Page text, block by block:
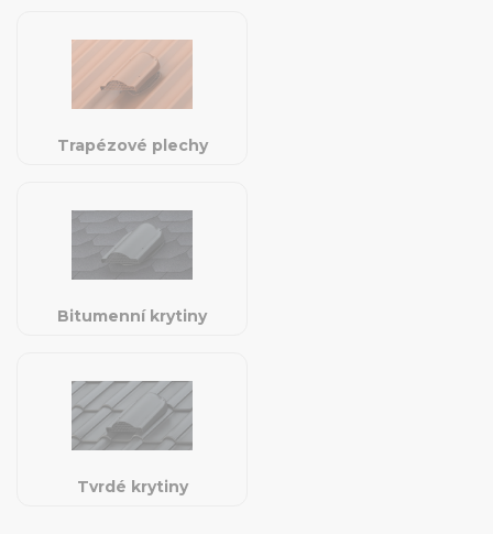
Trapézové plechy
Bitumenní krytiny
Tvrdé krytiny